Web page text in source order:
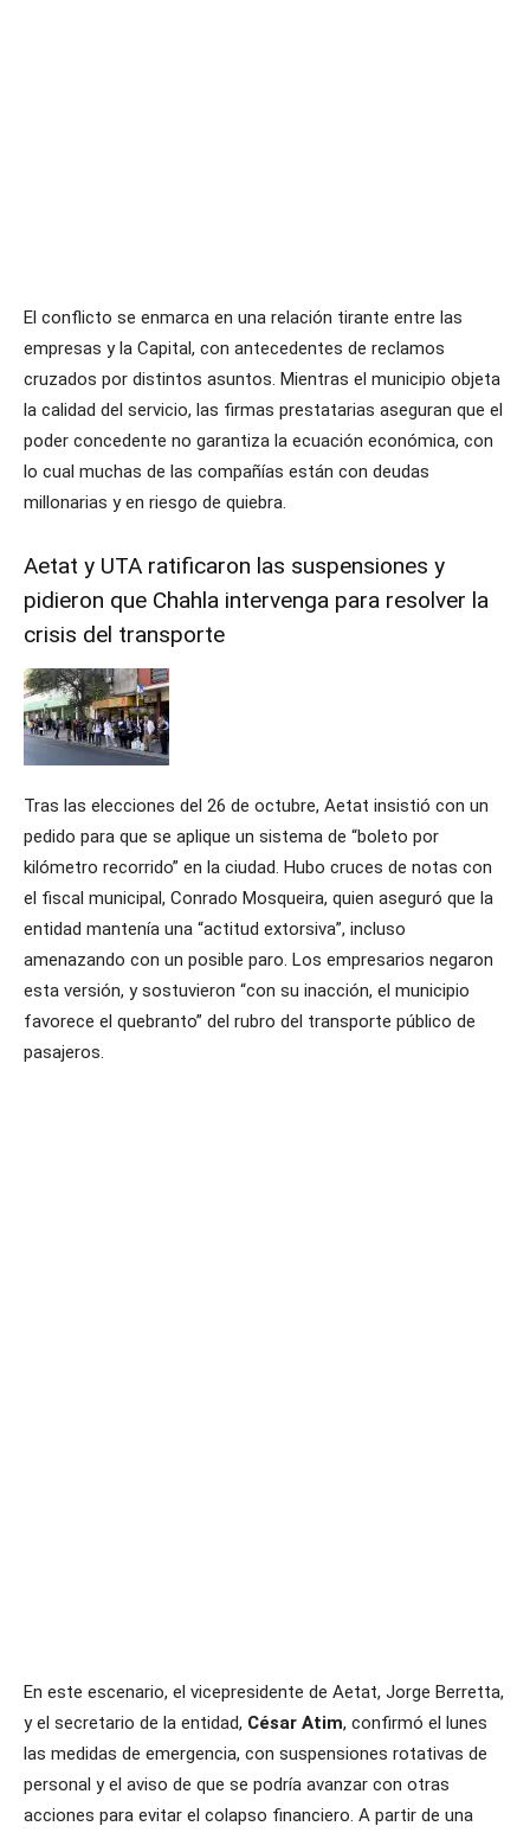
El conflicto se enmarca en una relación tirante entre las
empresas y la Capital, con antecedentes de reclamos
cruzados por distintos asuntos. Mientras el municipio objeta
la calidad del servicio, las firmas prestatarias aseguran que el
poder concedente no garantiza la ecuación económica, con
lo cual muchas de las compañías están con deudas
millonarias y en riesgo de quiebra.
Aetat y UTA ratificaron las suspensiones y
pidieron que Chahla intervenga para resolver la
crisis del transporte
Tras las elecciones del 26 de octubre, Aetat insistió con un
pedido para que se aplique un sistema de “boleto por
kilómetro recorrido” en la ciudad. Hubo cruces de notas con
el fiscal municipal, Conrado Mosqueira, quien aseguró que la
entidad mantenía una “actitud extorsiva”, incluso
amenazando con un posible paro. Los empresarios negaron
esta versión, y sostuvieron “con su inacción, el municipio
favorece el quebranto” del rubro del transporte público de
pasajeros.
En este escenario, el vicepresidente de Aetat, Jorge Berretta,
y el secretario de la entidad, César Atim, confirmó el lunes
las medidas de emergencia, con suspensiones rotativas de
personal y el aviso de que se podría avanzar con otras
acciones para evitar el colapso financiero. A partir de una